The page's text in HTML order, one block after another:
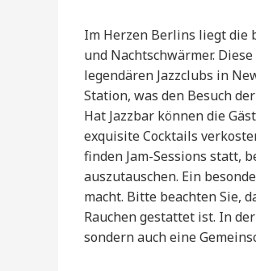
Im Herzen Berlins liegt die
und Nachtschwärmer.
legendären Jazzclubs in
Station, was den Besuch
Hat Jazzbar können die
exquisite Cocktails
finden Jam-Sessions statt,
auszutauschen. Ein
macht. Bitte beachten Sie,
Rauchen gestattet ist. In
sondern auch eine